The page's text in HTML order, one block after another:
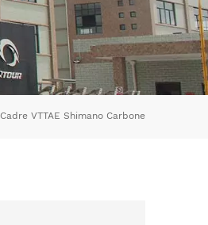
Cadre VTTAE Shimano Carbone